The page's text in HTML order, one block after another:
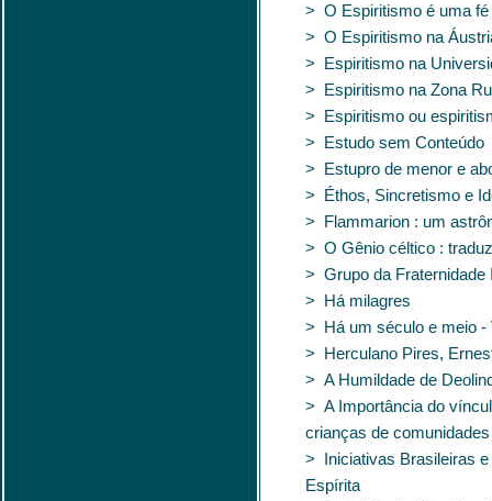
> O Espiritismo é uma fé
> O Espiritismo na
> Espiritismo na
> Espiritismo na Zona
> Espiritismo ou
> Estudo sem Conteúdo
> Estupro de menor e
> Éthos, Sincretismo e
> Flammarion : um
> O Gênio céltico :
> Grupo da Fraternidade
> Há milagres
> Há um século e meio -
> Herculano Pires,
> A Humildade de
> A Importância do
crianças de comunidades
> Iniciativas Brasileiras
Espírita